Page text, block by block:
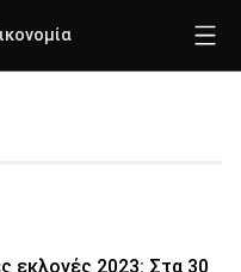
εκλογές 2023: Στα 30